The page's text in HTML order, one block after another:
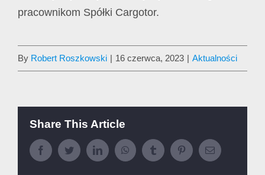
pracownikom Spółki Cargotor.
By Robert Roszkowski | 16 czerwca, 2023 | Aktualności
Share This Article
FacebookTwitterLinkedInWhatsAppTumblr PinterestEmail